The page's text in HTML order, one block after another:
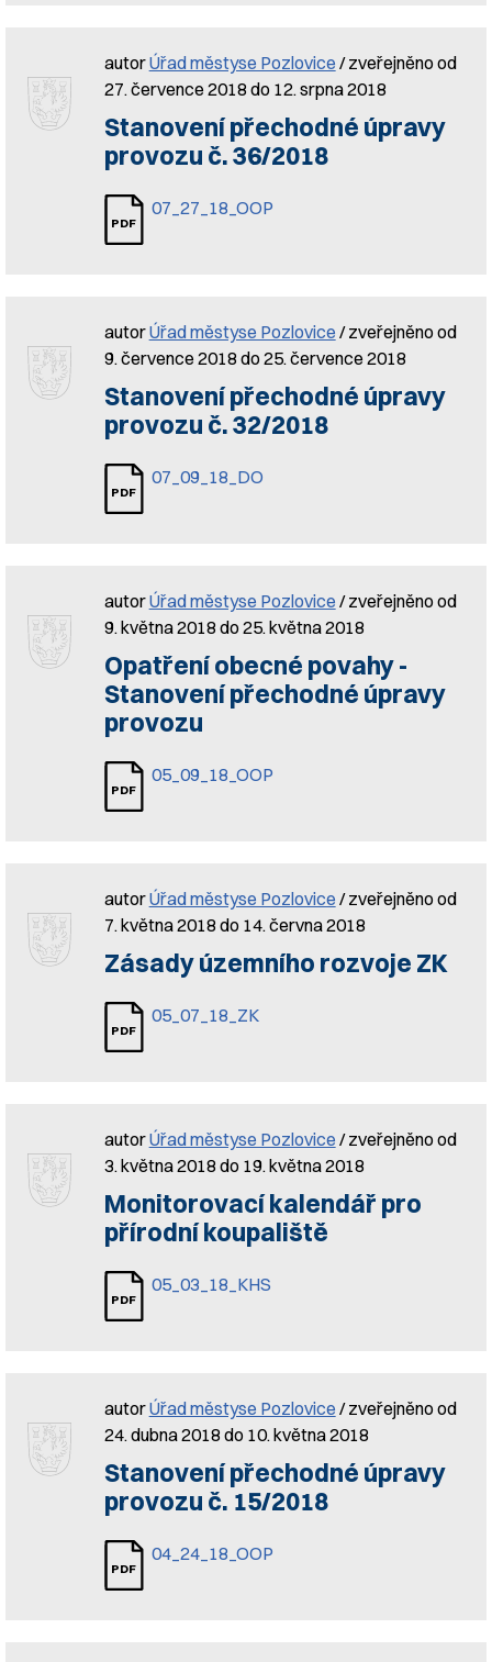
autorÚřad městyse Pozlovice / zveřejněno od
27. července 2018 do 12. srpna 2018
Stanovení přechodné úpravy
provozu č. 36/2018
07_27_18_OOP
autorÚřad městyse Pozlovice / zveřejněno od
9. července 2018 do 25. července 2018
Stanovení přechodné úpravy
provozu č. 32/2018
07_09_18_DO
autorÚřad městyse Pozlovice / zveřejněno od
9. května 2018 do 25. května 2018
Opatření obecné povahy -
Stanovení přechodné úpravy
provozu
05_09_18_OOP
autorÚřad městyse Pozlovice / zveřejněno od
7. května 2018 do 14. června 2018
Zásady územního rozvoje ZK
05_07_18_ZK
autorÚřad městyse Pozlovice / zveřejněno od
3. května 2018 do 19. května 2018
Monitorovací kalendář pro
přírodní koupaliště
05_03_18_KHS
autorÚřad městyse Pozlovice / zveřejněno od
24. dubna 2018 do 10. května 2018
Stanovení přechodné úpravy
provozu č. 15/2018
04_24_18_OOP